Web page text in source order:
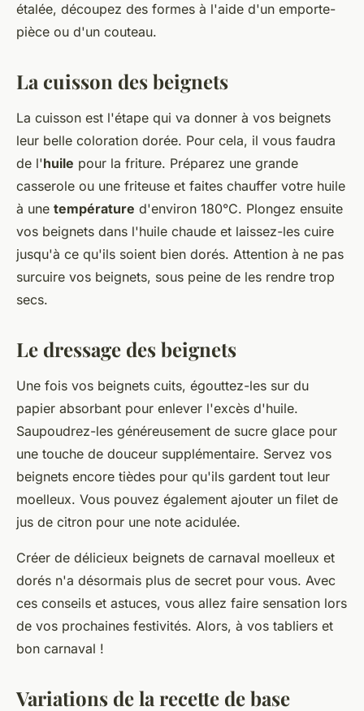
étalée, découpez des formes à l'aide d'un emporte-
pièce ou d'un couteau.
La cuisson des beignets
La cuisson est l'étape qui va donner à vos beignets
leur belle coloration dorée. Pour cela, il vous faudra
de l'huile pour la friture. Préparez une grande
casserole ou une friteuse et faites chauffer votre huile
à une température d'environ 180°C. Plongez ensuite
vos beignets dans l'huile chaude et laissez-les cuire
jusqu'à ce qu'ils soient bien dorés. Attention à ne pas
surcuire vos beignets, sous peine de les rendre trop
secs.
Le dressage des beignets
Une fois vos beignets cuits, égouttez-les sur du
papier absorbant pour enlever l'excès d'huile.
Saupoudrez-les généreusement de sucre glace pour
une touche de douceur supplémentaire. Servez vos
beignets encore tièdes pour qu'ils gardent tout leur
moelleux. Vous pouvez également ajouter un filet de
jus de citron pour une note acidulée.
Créer de délicieux beignets de carnaval moelleux et
dorés n'a désormais plus de secret pour vous. Avec
ces conseils et astuces, vous allez faire sensation lors
de vos prochaines festivités. Alors, à vos tabliers et
bon carnaval !
Variations de la recette de base